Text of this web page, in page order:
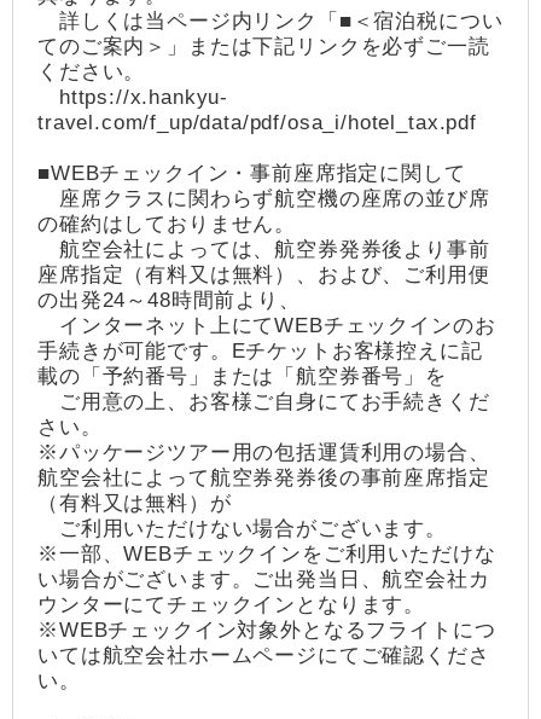
詳しくは当ページ内リンク「■＜宿泊税につい
てのご案内＞」または下記リンクを必ずご一読
ください。
https://x.hankyu-
travel.com/f_up/data/pdf/osa_i/hotel_tax.pdf
■WEBチェックイン・事前座席指定に関して
座席クラスに関わらず航空機の座席の並び席
の確約はしておりません。
航空会社によっては、航空券発券後より事前
座席指定（有料又は無料）、および、ご利用便
の出発24～48時間前より、
インターネット上にてWEBチェックインのお
手続きが可能です。Eチケットお客様控えに記
載の「予約番号」または「航空券番号」を
ご用意の上、お客様ご自身にてお手続きくだ
さい。
※パッケージツアー用の包括運賃利用の場合、
航空会社によって航空券発券後の事前座席指定
（有料又は無料）が
ご利用いただけない場合がございます。
※一部、WEBチェックインをご利用いただけな
い場合がございます。ご出発当日、航空会社カ
ウンターにてチェックインとなります。
※WEBチェックイン対象外となるフライトにつ
いては航空会社ホームページにてご確認くださ
い。